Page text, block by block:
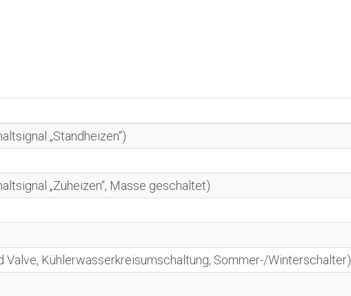
„Standheizen“)
„Zuheizen“, Masse geschaltet)
Valve, Kühlerwasserkreisumschaltung, Sommer-/Winterschalter)